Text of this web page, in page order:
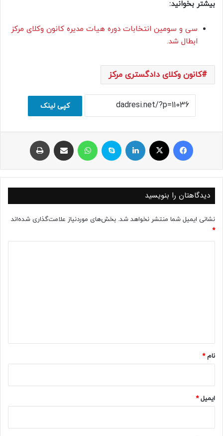
بیشتر بخوانید:
سی و سومین انتخابات دوره هیات مدیره کانون وکلای مرکز
ابطال شد.
کانون وکلای دادگستری مرکز
کپی لینک
فیسبوک ایکس لینکداین اسکایپ واتس آپ اشتراک با ایمیل
دیدگاهتان را بنویسید
نشانی ایمیل شما منتشر نخواهد شد. بخش‌های موردنیاز علامت‌گذاری شده‌اند
*
نام*
ایمیل*